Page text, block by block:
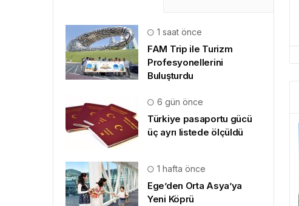
1 saat önce
FAM Trip ile Turizm
Profesyonellerini
Buluşturdu
6 gün önce
Türkiye pasaportu gücü
üç ayrı listede ölçüldü
1 hafta önce
Ege’den Orta Asya’ya
Yeni Köprü